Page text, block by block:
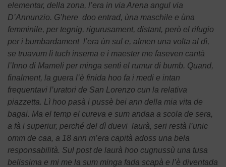
elementar, della zona, l’era in via Arena angul via
D’Annunzio. G’here doo entrad, ùna maschile e ùna
femminile, per tegnig, rigurusament, distant, però el rifugio
per i bumbardament l’era ùn sul e, almen una volta al dì,
se truavum lì tuch insema e i maester me faseven cantà
l’Inno di Mameli per minga sentì el rumur di bumb. Quand,
finalment, la guera l’è finida hoo fa i medi e intan
frequentavi l’uratori de San Lorenzo cun la relativa
piazzetta. Lì hoo pasà i pussè bei ann della mia vita de
bagai. Ma el temp el cureva e sum andaa a scola de sera,
a fà i superiur, perché del dì duevi laurà, seri restà l’unic
omm de caa, a 18 ann m’era capità adoss una bela
responsabilità. Sul post de laurà hoo cugnussù una tusa
belissima e mi me la sum minga fada scapà e l’è diventada